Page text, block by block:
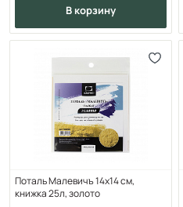
в корзину
Поталь Малевичъ 14х14 см,
книжка 25л, золото